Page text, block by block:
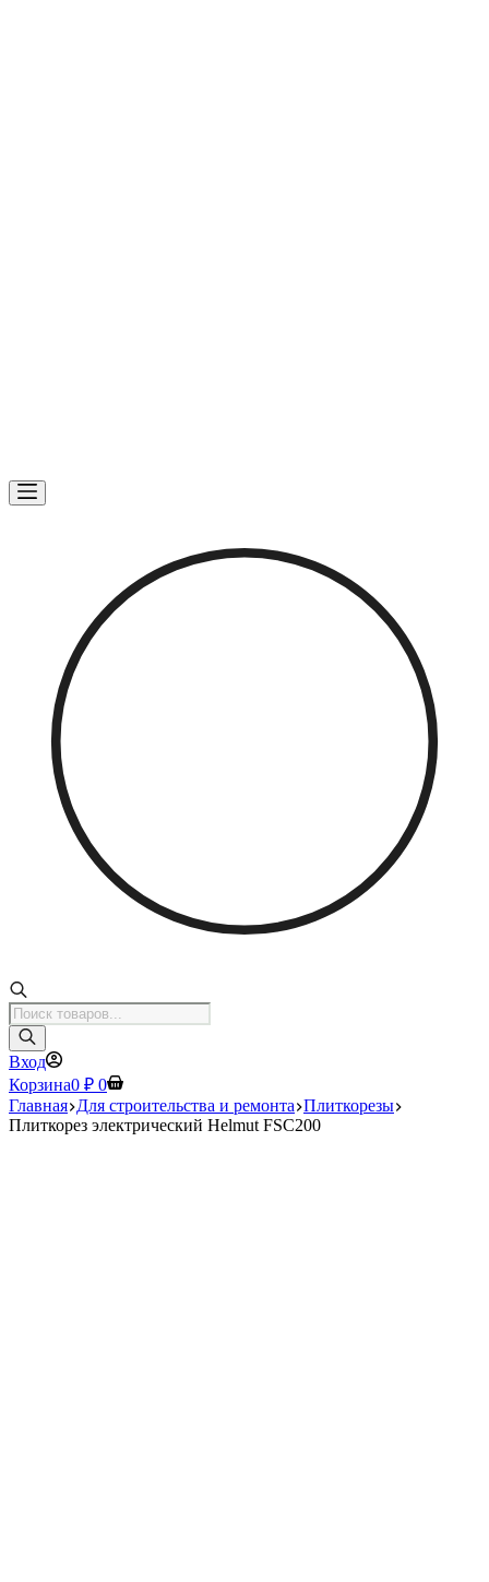
Поиск
товаров
Вход
Корзина0 ₽ 0
Главная Для строительства и ремонта Плиткорезы
Плиткорез электрический Helmut FSC200